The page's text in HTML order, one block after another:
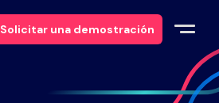
Solicitar una demostración